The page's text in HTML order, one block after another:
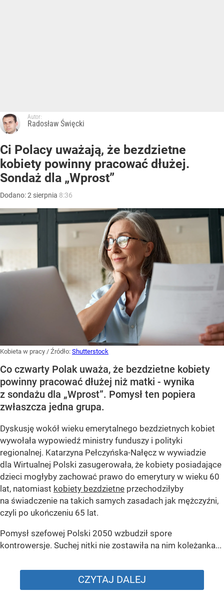
Autor:
Radosław Święcki
Ci Polacy uważają, że bezdzietne
kobiety powinny pracować dłużej.
Sondaż dla „Wprost”
Dodano:2 sierpnia 8:36
Kobieta w pracy / Źródło: Shutterstock
Co czwarty Polak uważa, że bezdzietne kobiety
powinny pracować dłużej niż matki - wynika
z sondażu dla „Wprost”. Pomysł ten popiera
zwłaszcza jedna grupa.
Dyskusję wokół wieku emerytalnego bezdzietnych kobiet
wywołała wypowiedź ministry funduszy i polityki
regionalnej. Katarzyna Pełczyńska-Nałęcz w wywiadzie
dla Wirtualnej Polski zasugerowała, że kobiety posiadające
dzieci mogłyby zachować prawo do emerytury w wieku 60
lat, natomiast kobiety bezdzietne przechodziłyby
na świadczenie na takich samych zasadach jak mężczyźni,
czyli po ukończeniu 65 lat.
Pomysł szefowej Polski 2050 wzbudził spore
kontrowersje. Suchej nitki nie zostawiła na nim koleżanka...
CZYTAJ DALEJ